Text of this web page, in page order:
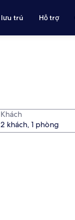
trú Hỗ trợ
Khách